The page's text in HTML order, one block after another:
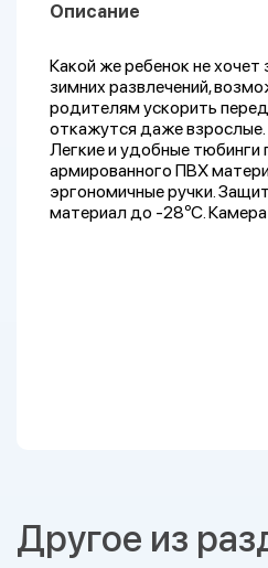
Описание
Какой же ребенок не хочет
зимних развлечений,
родителям ускорить
откажутся даже
Легкие и удобные
армированного ПВХ
эргономичные ручки.
материал до -28ºС.
Другое из